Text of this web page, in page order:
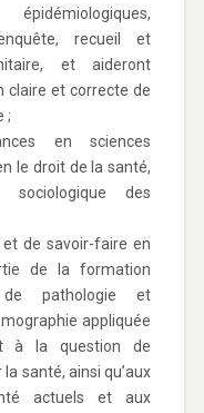
recueil et
et aideront
claire et correcte de
;
en sciences
le droit de la santé,
sociologique des
de savoir-faire en
de la formation
pathologie et
appliquée
à la question de
santé, ainsi qu’aux
actuels et aux